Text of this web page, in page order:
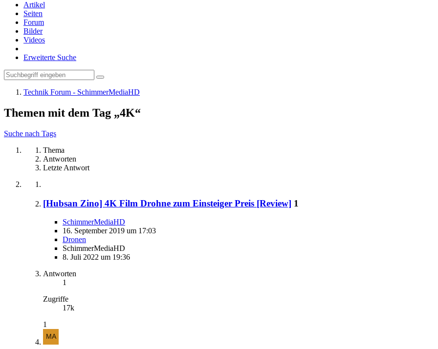
Artikel
Seiten
Forum
Bilder
Videos
Erweiterte Suche
Technik Forum - SchimmerMediaHD
Themen mit dem Tag „4K“
Suche nach Tags
Thema
Antworten
Letzte Antwort
[Hubsan Zino] 4K Film Drohne zum Einsteiger Preis [Review] 1
SchimmerMediaHD
16. September 2019 um 17:03
Dronen
SchimmerMediaHD
8. Juli 2022 um 19:36
Antworten
1
Zugriffe
17k
1